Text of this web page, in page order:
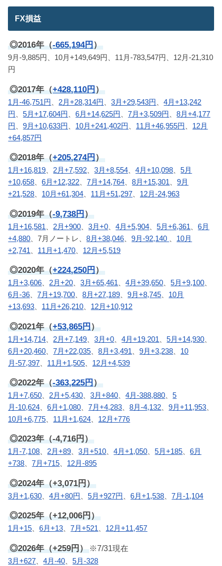
FX損益
◎2016年（-665,194円）
9月-9,885円、10月+149,649円、11月-783,547円、12月-21,310
円
◎2017年（+428,110円）
1月-46,751円 2月+28,314円 、3月+29,543円 、4月+13,242
円
、5月+17,604円 、6月+14,625円 、7月+3,509円 、8月+4,177
円
、9月+10,633円 10月+241,402円 11月+46,955円
12月
+64,857円
◎2018年（+205,274円）
1月+16,819 2月+7,592 、3月+8,554 、4月+10,098 、5月
+10,658 、6月+12,322 、7月+14,764 、8月+15,301 、9月
+21,528
10月+61,304 11月+51,297 12月-24,963
◎2019年（-9,738円）
1月+16,581 2月+900 、3月+0 、4月+5,904 、5月+6,361 、6月
+4,880 、7月ノートレ、8月+38,046 、9月-92,140
10月
+2,741
11月+1,470 12月+5,519
◎2020年（+224,250円）
1月+3,606 2月+20 、3月+65,461 、4月+39,650 、5月+9,100
6月-36 、7月+19,700 、8月+27,189 、9月+8,745
10月
+13,693
11月+26,210 12月+10,912
◎2021年（+53,865円）
1月+14,714 2月+7,149 、3月+0 、4月+19,201 、5月+14,930
6月+20,460 、7月+22,035 、8月+3,491 、9月+3,238
10
月-57,397
11月+1,505 12月+4,539
◎2022年（-363,225円）
1月+7,650 2月+5,430 、3月+840 、4月-388,880 、5
月-10,624 、6月+1,080 、7月+4,283 、8月-4,132 、9月+11,953
10月+6,775
11月+1,624 12月+776
◎2023年（-4,716円）
1月-7,108、2月+89、3月+510、4月+1,050、5月+185、6月
+738、7月+715、 12月-895
◎2024年（+3,071円）
3月+1,630 、4月+80円 、5月+927円 、6月+1,538 、7月-1,104
◎2025年（+12,006円）
1月+15、6月+13、7月+521、 12月+11,457
◎2026年（+259円） ※7/31現在
3月+627 、4月-40 、5月-328